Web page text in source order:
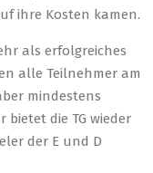
ihre Kosten kamen.
als erfolgreiches
alle Teilnehmer am
mindestens
die TG wieder
der E und D